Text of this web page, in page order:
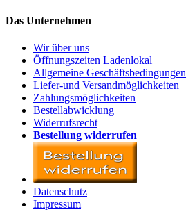
Das Unternehmen
Wir über uns
Öffnungszeiten Ladenlokal
Allgemeine Geschäftsbedingungen
Liefer-und Versandmöglichkeiten
Zahlungsmöglichkeiten
Bestellabwicklung
Widerrufsrecht
Bestellung widerrufen
Datenschutz
Impressum